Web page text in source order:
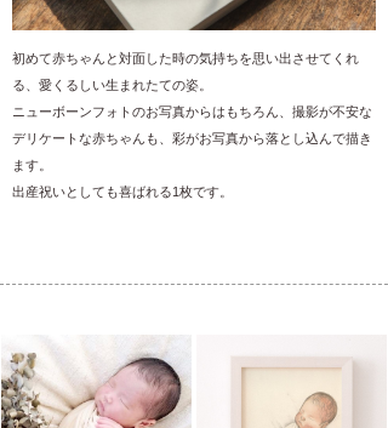
初めて赤ちゃんと対面した時の気持ちを思い出させてくれ
る、愛くるしい生まれたての姿。
ニューボーンフォトのお写真からはもちろん、撮影が不安な
デリケートな赤ちゃんも、彩がお写真から落とし込んで描き
ます。
出産祝いとしても喜ばれる1枚です。